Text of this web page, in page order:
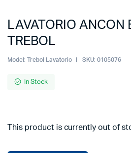
LAVATORIO ANCON
TREBOL
Model: Trebol Lavatorio SKU: 0105076
In Stock
This product is currently out of